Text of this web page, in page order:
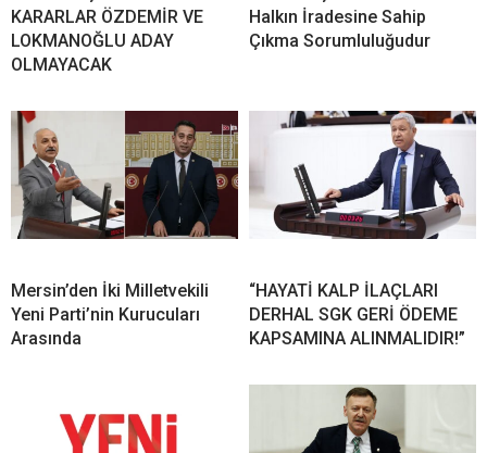
KARARLAR ÖZDEMİR VE
LOKMANOĞLU ADAY
OLMAYACAK
Halkın İradesine Sahip
Çıkma Sorumluluğudur
Mersin’den İki Milletvekili
Yeni Parti’nin Kurucuları
Arasında
“HAYATİ KALP İLAÇLARI
DERHAL SGK GERİ ÖDEME
KAPSAMINA ALINMALIDIR!”